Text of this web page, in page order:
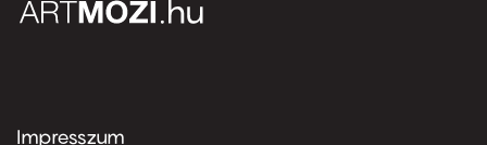
Impresszum